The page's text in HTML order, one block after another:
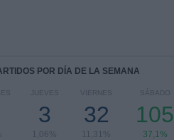
POR DÍA DE LA SEMANA
JUEVES
3
1,06%
VIERNES
32
11,31%
SÁBADO
105
37,1%